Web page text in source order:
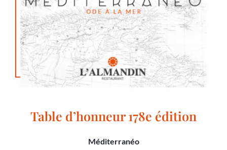
Table d’honneur 178e édition
Méditerranéo